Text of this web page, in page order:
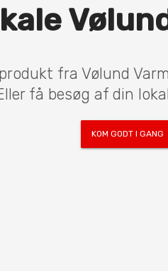
fra Vølund
få besøg af din
KOM GODT I GANG